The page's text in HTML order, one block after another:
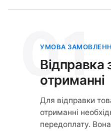
01
УМОВА
Відправка
отриманні
Для відправки
отриманні
передоплату.